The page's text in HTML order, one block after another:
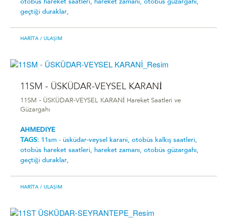
otobüs hareket saatleri, hareket zamanı, otobüs güzargahı,
geçtiği duraklar,
HARITA / ULAŞIM
11SM - ÜSKÜDAR-VEYSEL KARANİ
11SM - ÜSKÜDAR-VEYSEL KARANİ Hareket Saatleri ve
Güzargahı
AHMEDIYE
TAGS: 11sm - üsküdar-veysel karani̇, otobüs kalkış saatleri,
otobüs hareket saatleri, hareket zamanı, otobüs güzargahı,
geçtiği duraklar,
HARITA / ULAŞIM